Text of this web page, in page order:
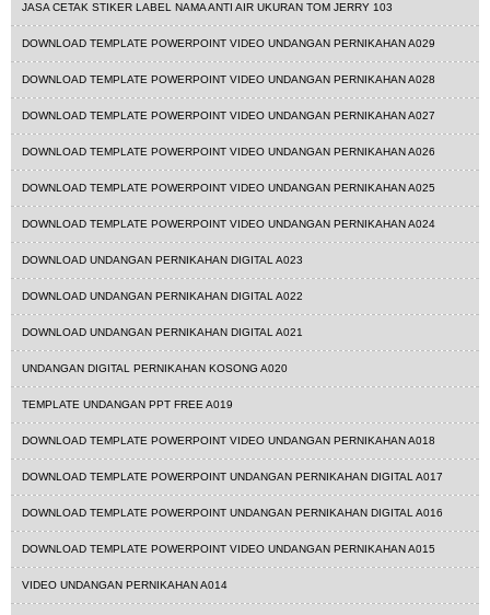
JASA CETAK STIKER LABEL NAMA ANTI AIR UKURAN TOM JERRY 103
DOWNLOAD TEMPLATE POWERPOINT VIDEO UNDANGAN PERNIKAHAN A029
DOWNLOAD TEMPLATE POWERPOINT VIDEO UNDANGAN PERNIKAHAN A028
DOWNLOAD TEMPLATE POWERPOINT VIDEO UNDANGAN PERNIKAHAN A027
DOWNLOAD TEMPLATE POWERPOINT VIDEO UNDANGAN PERNIKAHAN A026
DOWNLOAD TEMPLATE POWERPOINT VIDEO UNDANGAN PERNIKAHAN A025
DOWNLOAD TEMPLATE POWERPOINT VIDEO UNDANGAN PERNIKAHAN A024
DOWNLOAD UNDANGAN PERNIKAHAN DIGITAL A023
DOWNLOAD UNDANGAN PERNIKAHAN DIGITAL A022
DOWNLOAD UNDANGAN PERNIKAHAN DIGITAL A021
UNDANGAN DIGITAL PERNIKAHAN KOSONG A020
TEMPLATE UNDANGAN PPT FREE A019
DOWNLOAD TEMPLATE POWERPOINT VIDEO UNDANGAN PERNIKAHAN A018
DOWNLOAD TEMPLATE POWERPOINT UNDANGAN PERNIKAHAN DIGITAL A017
DOWNLOAD TEMPLATE POWERPOINT UNDANGAN PERNIKAHAN DIGITAL A016
DOWNLOAD TEMPLATE POWERPOINT VIDEO UNDANGAN PERNIKAHAN A015
VIDEO UNDANGAN PERNIKAHAN A014